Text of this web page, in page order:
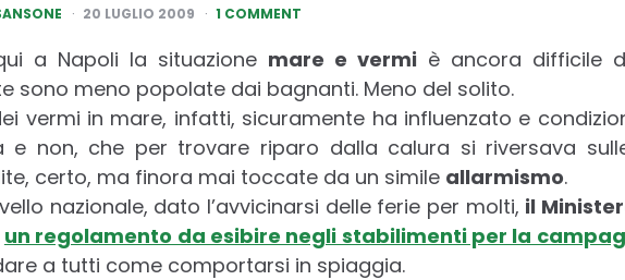
20 LUGLIO 2009 1 COMMENT
a Napoli la situazione mare e vermi è ancora difficile
sono meno popolate dai bagnanti. Meno del solito.
vermi in mare, infatti, sicuramente ha influenzato e
e non, che per trovare riparo dalla calura si riversava
certo, ma finora mai toccate da un simile allarmismo.
nazionale, dato l’avvicinarsi delle ferie per molti, il
un regolamento da esibire negli stabilimenti per la
a tutti come comportarsi in spiaggia.